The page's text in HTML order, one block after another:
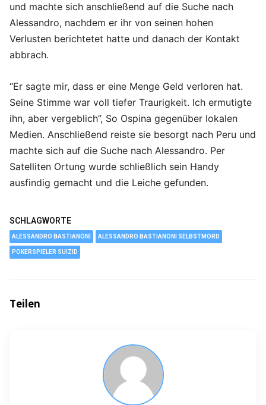
und machte sich anschließend auf die Suche nach
Alessandro, nachdem er ihr von seinen hohen
Verlusten berichtetet hatte und danach der Kontakt
abbrach.
“Er sagte mir, dass er eine Menge Geld verloren hat.
Seine Stimme war voll tiefer Traurigkeit. Ich ermutigte
ihn, aber vergeblich”, So Ospina gegenüber lokalen
Medien. Anschließend reiste sie besorgt nach Peru und
machte sich auf die Suche nach Alessandro. Per
Satelliten Ortung wurde schließlich sein Handy
ausfindig gemacht und die Leiche gefunden.
SCHLAGWORTE
ALESSANDRO BASTIANONI ALESSANDRO BASTIANONI SELBSTMORD
POKERSPIELER SUIZID
Teilen